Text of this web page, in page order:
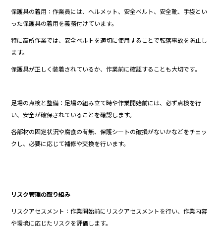
保護具の着用：作業員には、ヘルメット、安全ベルト、安全靴、手袋とい
った保護具の着用を義務付けています。
特に高所作業では、安全ベルトを適切に使用することで転落事故を防止し
ます。
保護具が正しく装着されているか、作業前に確認することも大切です。
足場の点検と整備：足場の組み立て時や作業開始前には、必ず点検を行
い、安全が確保されていることを確認します。
各部材の固定状況や腐食の有無、保護シートの破損がないかなどをチェッ
クし、必要に応じて補修や交換を行います。
リスク管理の取り組み
リスクアセスメント：作業開始前にリスクアセスメントを行い、作業内容
や環境に応じたリスクを評価します。